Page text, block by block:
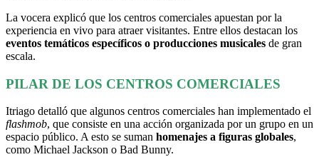
La vocera explicó que los centros comerciales apuestan por la
experiencia en vivo para atraer visitantes. Entre ellos destacan los
eventos temáticos específicos o producciones musicales de gran
escala.
PILAR DE LOS CENTROS COMERCIALES
Itriago detalló que algunos centros comerciales han implementado el
flashmob, que consiste en una acción organizada por un grupo en un
espacio público. A esto se suman homenajes a figuras globales,
como Michael Jackson o Bad Bunny.